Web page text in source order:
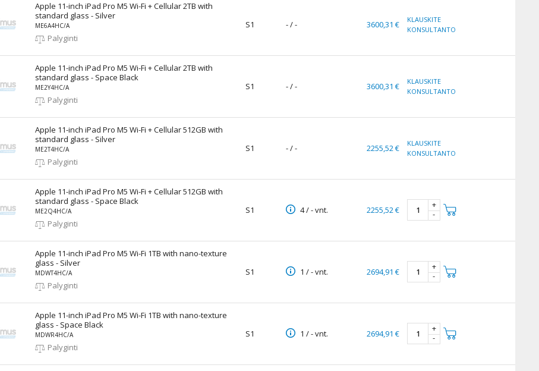
Apple 11-inch iPad Pro M5 Wi-Fi + Cellular 2TB with
standard glass - Silver
ME6A4HC/A
Palyginti
S1 - / - 3600,31 €
KLAUSKITE
KONSULTANTO
Apple 11-inch iPad Pro M5 Wi-Fi + Cellular 2TB with
standard glass - Space Black
ME2Y4HC/A
Palyginti
S1 - / - 3600,31 €
KLAUSKITE
KONSULTANTO
Apple 11-inch iPad Pro M5 Wi-Fi + Cellular 512GB with
standard glass - Silver
ME2T4HC/A
Palyginti
S1 - / - 2255,52 €
KLAUSKITE
KONSULTANTO
Apple 11-inch iPad Pro M5 Wi-Fi + Cellular 512GB with
standard glass - Space Black
ME2Q4HC/A
Palyginti
S1 4 / - vnt. 2255,52 €
+
-
Apple 11-inch iPad Pro M5 Wi-Fi 1TB with nano-texture
glass - Silver
MDWT4HC/A
Palyginti
S1 1 / - vnt. 2694,91 €
+
-
Apple 11-inch iPad Pro M5 Wi-Fi 1TB with nano-texture
glass - Space Black
MDWR4HC/A
Palyginti
S1 1 / - vnt. 2694,91 €
+
-